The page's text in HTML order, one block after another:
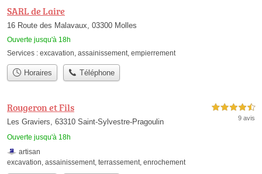
SARL de Laire
16 Route des Malavaux, 03300 Molles
Ouverte jusqu'à 18h
Services : excavation, assainissement, empierrement
Horaires Téléphone
Rougeron et Fils
Les Graviers, 63310 Saint-Sylvestre-Pragoulin
Ouverte jusqu'à 18h
4,5 étoiles sur 5
9 avis
artisan
excavation assainissement terrassement enrochement